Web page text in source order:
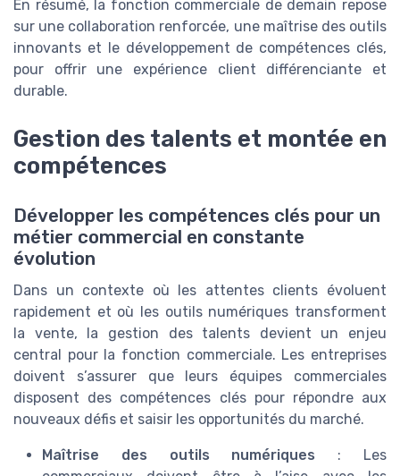
En résumé, la fonction commerciale de demain repose
sur une collaboration renforcée, une maîtrise des outils
innovants et le développement de compétences clés,
pour offrir une expérience client différenciante et
durable.
Gestion des talents et montée en
compétences
Développer les compétences clés pour un
métier commercial en constante
évolution
Dans un contexte où les attentes clients évoluent
rapidement et où les outils numériques transforment
la vente, la gestion des talents devient un enjeu
central pour la fonction commerciale. Les entreprises
doivent s’assurer que leurs équipes commerciales
disposent des compétences clés pour répondre aux
nouveaux défis et saisir les opportunités du marché.
Maîtrise des outils numériques : Les